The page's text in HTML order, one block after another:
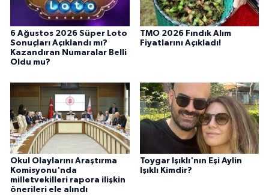
6 Ağustos 2026 Süper Loto
Sonuçları Açıklandı mı?
Kazandıran Numaralar Belli
Oldu mu?
TMO 2026 Fındık Alım
Fiyatlarını Açıkladı!
Okul Olaylarını Araştırma
Komisyonu'nda
milletvekilleri rapora ilişkin
önerileri ele alındı
Toygar Işıklı'nın Eşi Aylin
Işıklı Kimdir?